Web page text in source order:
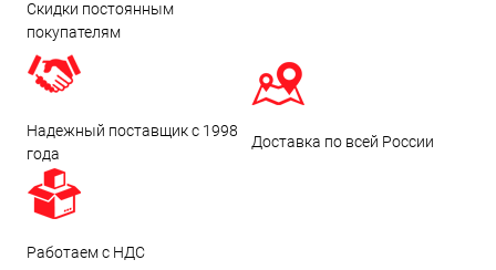
Скидки постоянным
покупателям
Надежный поставщик с 1998
года
Доставка по всей России
Работаем с НДС